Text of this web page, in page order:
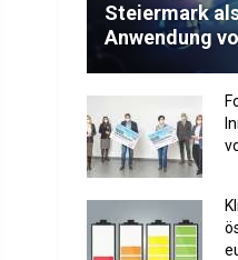
Steiermark
Anwendung